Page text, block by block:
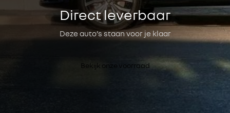
Direct leverbaar
Deze auto’s staan voor je klaar
Bekijk onze voorraad